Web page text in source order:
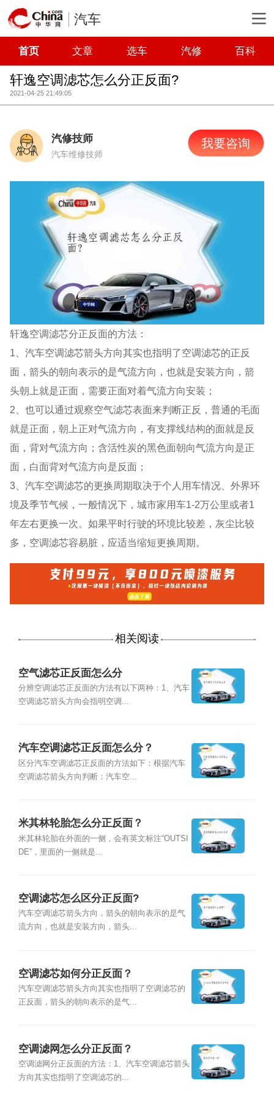
汽车
首页 文章 选车 汽修 百科
轩逸空调滤芯怎么分正反面?
2021-04-25 21:49:05
汽修技师
汽车维修技师
我要咨询
轩逸空调滤芯分正反面的方法：
1、汽车空调滤芯箭头方向其实也指明了空调滤芯的正反
面，箭头的朝向表示的是气流方向，也就是安装方向，箭
头朝上就是正面，需要正面对着气流方向安装；
2、也可以通过观察空气滤芯表面来判断正反，普通的毛面
就是正面，朝上正对气流方向，有支撑线结构的面就是反
面，背对气流方向；含活性炭的黑色面朝向气流方向是正
面，白面背对气流方向是反面；
3、汽车空调滤芯的更换周期取决于个人用车情况、外界环
境及季节气候，一般情况下，城市家用车1-2万公里或者1
年左右更换一次。如果平时行驶的环境比较差，灰尘比较
多，空调滤芯容易脏，应适当缩短更换周期。
相关阅读
空气滤芯正反面怎么分
分辨空调滤芯正反面的方法有以下两种：1、汽车
空调滤芯箭头方向会指明空调...
汽车空调滤芯正反面怎么分？
区分汽车空调滤芯正反面的方法如下：根据汽车
空调滤芯箭头方向判断：汽车空...
米其林轮胎怎么分正反面？
米其林轮胎在外面的一侧，会有英文标注“OUTSI
DE”，里面的一侧就是...
空调滤芯怎么区分正反面?
汽车空调滤芯箭头方向，箭头的朝向表示的是气
流方向，也就是安装方向，箭头...
空调滤芯如何分正反面？
汽车空调滤芯箭头方向其实也指明了空调滤芯的
正反面，箭头的朝向表示的是气...
空调滤网怎么分正反面？
空调滤网分正反面的方法：1、汽车空调滤芯箭头
方向其实也指明了空调滤芯的...